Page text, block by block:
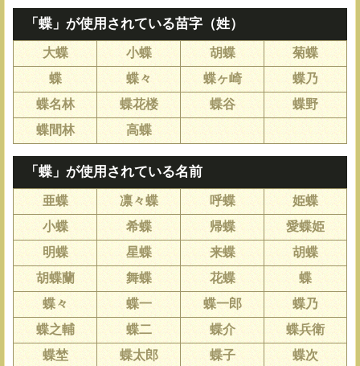
「蝶」が使用されている苗字（姓）
大蝶 小蝶 胡蝶
菊蝶
蝶
蝶々 蝶ヶ崎
蝶乃
蝶名林
蝶花楼 蝶谷
蝶野
蝶間林
高蝶
「蝶」が使用されている名前
亜蝶 凛々蝶 呼蝶
姫蝶
小蝶
希蝶 帰蝶
愛蝶姫
明蝶
星蝶 来蝶
胡蝶
胡蝶蘭
舞蝶 花蝶
蝶
蝶々
蝶一 蝶一郎
蝶乃
蝶之輔
蝶二 蝶介
蝶兵衛
蝶埜
蝶太郎 蝶子
蝶次